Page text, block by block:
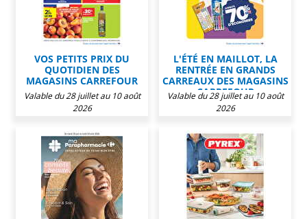
VOS PETITS PRIX DU
QUOTIDIEN DES
MAGASINS CARREFOUR
Valable du 28 juillet au 10 août
2026
L'ÉTÉ EN MAILLOT, LA
RENTRÉE EN GRANDS
CARREAUX DES MAGASINS
CARREFOUR
Valable du 28 juillet au 10 août
2026